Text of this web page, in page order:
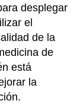
desplegar
el
de la
de
está
la